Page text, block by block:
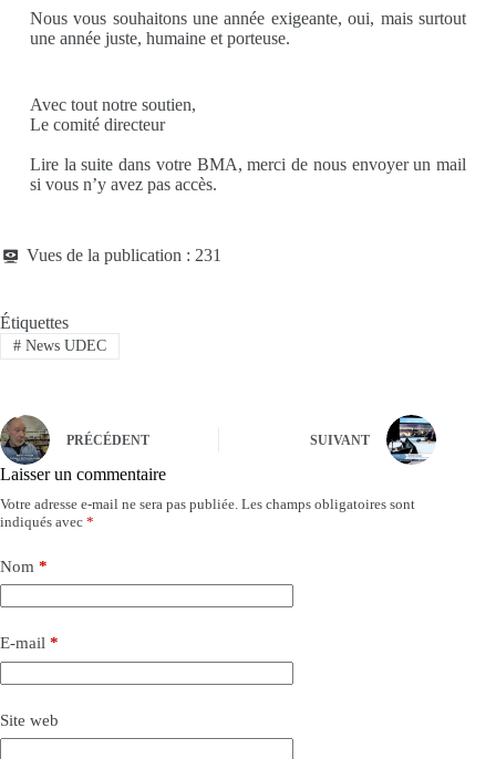
Nous vous souhaitons une année exigeante, oui, mais surtout
une année juste, humaine et porteuse.
Avec tout notre soutien,
Le comité directeur
Lire la suite dans votre BMA, merci de nous envoyer un mail
si vous n’y avez pas accès.
Vues de la publication : 231
Étiquettes
#News UDEC
PRÉCÉDENT SUIVANT
Laisser un commentaire
Votre adresse e-mail ne sera pas publiée. Les champs obligatoires sont
indiqués avec *
Nom *
E-mail *
Site web